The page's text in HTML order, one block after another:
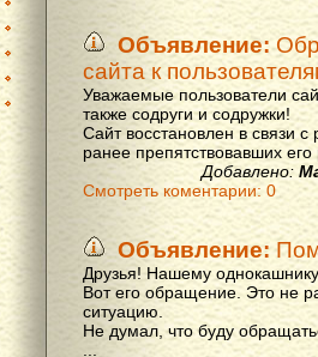
Объявление:
сайта к
Уважаемые пользователи
также содруги и содружки!
Сайт восстановлен в связи
ранее препятствовавших
Добавлено:
Смотреть коментарии: 0
Объявление:
Друзья! Нашему
Вот его обращение. Это не
ситуацию.
Не думал, что буду